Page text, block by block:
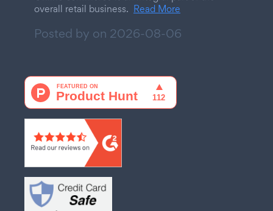
overall retail business. Read More
Posted by on 2026-08-06